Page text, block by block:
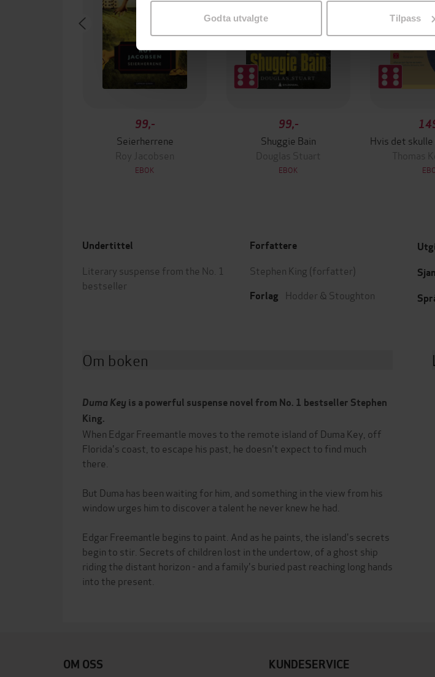
Godta utvalgte Tilpass
99,-
Seierherrene
Roy Jacobsen
EBOK
99,-
Shuggie Bain
Douglas Stuart
EBOK
Thomas
Undertittel
Literary suspense from the No. 1
bestseller
Forfattere
Stephen King (forfatter)
Forlag Hodder & Stoughton
Om boken
Duma Key is a powerful suspense novel from No. 1 bestseller Stephen
King.
When Edgar Freemantle moves to the remote island of Duma Key, off
Florida's coast, to escape his past, he doesn't expect to find much
there.
But Duma has been waiting for him, and something in the view from his
window urges him to discover a talent he never knew he had.
Edgar Freemantle begins to paint. And as he paints, the island's secrets
begin to stir. Secrets of children lost in the undertow, of a ghost ship
riding the distant horizon - and a family's buried past reaching long hands
into the present.
OM OSS KUNDESERVICE